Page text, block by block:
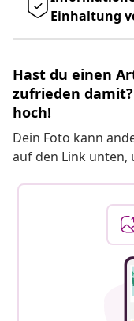
Einhaltung
Hast du einen
zufrieden
hoch!
Dein Foto kann
auf den Link unten,